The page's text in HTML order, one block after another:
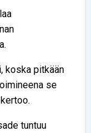
koska pitkään
se
tuntuu